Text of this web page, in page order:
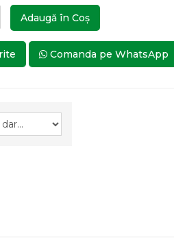
Adaugă în Coş
Comanda pe WhatsApp